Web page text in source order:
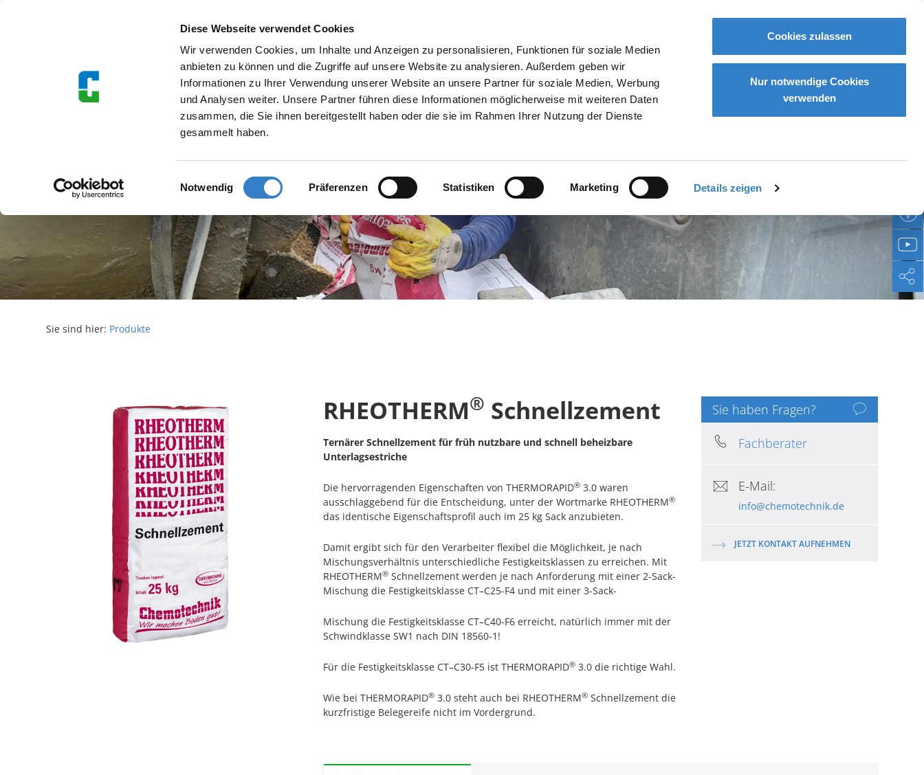
Diese Webseite verwendet Cookies
Wir verwenden Cookies, um Inhalte und Anzeigen zu personalisieren, Funktionen für soziale Medien
anbieten zu können und die Zugriffe auf unsere Website zu analysieren. Außerdem geben wir
Informationen zu Ihrer Verwendung unserer Website an unsere Partner für soziale Medien, Werbung
und Analysen weiter. Unsere Partner führen diese Informationen möglicherweise mit weiteren Daten
zusammen, die Sie ihnen bereitgestellt haben oder die sie im Rahmen Ihrer Nutzung der Dienste
gesammelt haben.
Einwilligungsauswahl
Notwendig Präferenzen Statistiken Marketing Details zeigen
Cookies zulassen
Nur notwendige Cookies
verwenden
Produkte Fußboden-Kompass Leistungsverzeichnisse Service Unternehmen Kontakt
Suche
Zurück zur Produktübersicht
Sie sind hier: Produkte
RHEOTHERM® Schnellzement
Ternärer Schnellzement für früh nutzbare und schnell beheizbare
Unterlagsestriche
Die hervorragenden Eigenschaften von THERMORAPID® 3.0 waren
ausschlaggebend für die Entscheidung, unter der Wortmarke RHEOTHERM®
das identische Eigenschaftsprofil auch im 25 kg Sack anzubieten.
Damit ergibt sich für den Verarbeiter flexibel die Möglichkeit, je nach
Mischungsverhältnis unterschiedliche Festigkeitsklassen zu erreichen. Mit
RHEOTHERM® Schnellzement werden je nach Anforderung mit einer 2-Sack-
Mischung die Festigkeitsklasse CT–C25-F4 und mit einer 3-Sack-
Mischung die Festigkeitsklasse CT–C40-F6 erreicht, natürlich immer mit der
Schwindklasse SW1 nach DIN 18560-1!
Für die Festigkeitsklasse CT–C30-F5 ist THERMORAPID® 3.0 die richtige Wahl.
Wie bei THERMORAPID® 3.0 steht auch bei RHEOTHERM® Schnellzement die
kurzfristige Belegereife nicht im Vordergrund.
Sie haben Fragen?
Fachberater
E-Mail:
info@chemotechnik.de
JETZT KONTAKT AUFNEHMEN